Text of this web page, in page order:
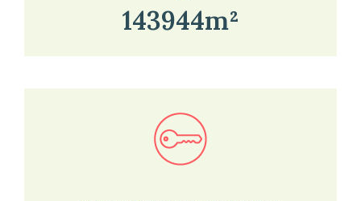
143944m²
Bekijk in onze kaartviewer